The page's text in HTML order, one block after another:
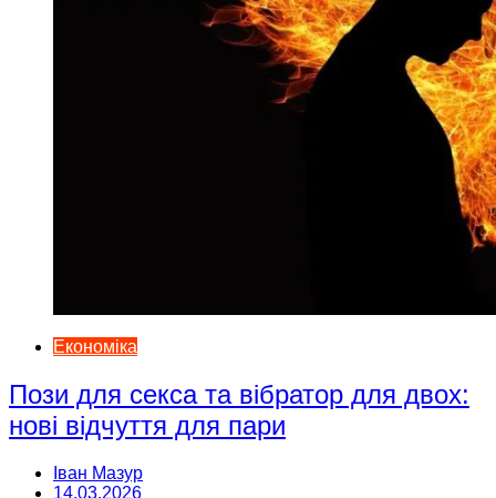
Економіка
Пози для секса та вібратор для двох:
нові відчуття для пари
Іван Мазур
14.03.2026